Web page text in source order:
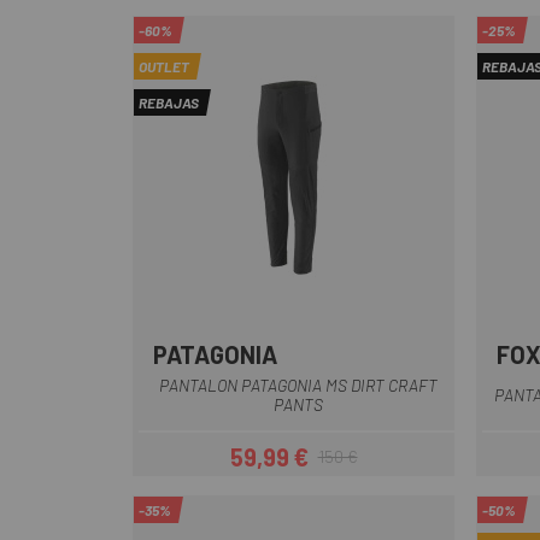
Azul
-60%
OUTLET
REBAJAS
PATAGONIA
PANTALON PATAGONIA MS DIRT CRAFT
PANTS
Precio
59,99 €Precio regular
150 €
-25%
-35% -50%